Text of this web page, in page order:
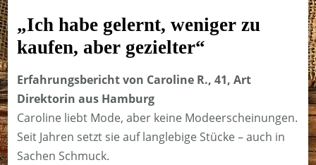
„Ich habe gelernt, weniger zu
kaufen, aber gezielter“
Erfahrungsbericht von Caroline R., 41, Art
Direktorin aus Hamburg
Caroline liebt Mode, aber keine Modeerscheinungen.
Seit Jahren setzt sie auf langlebige Stücke – auch in
Sachen Schmuck.